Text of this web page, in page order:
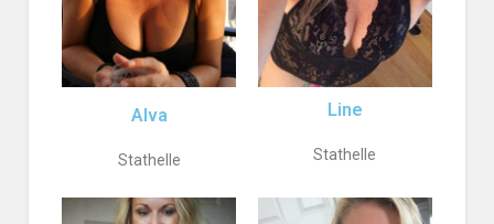
Alva
Stathelle
Line
Stathelle